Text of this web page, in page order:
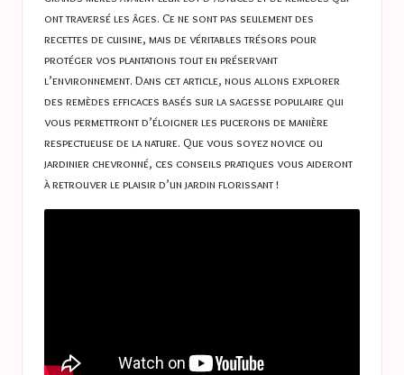
s
ont traversé les âges. Ce ne sont pas seulement des
recettes de cuisine, mais de véritables trésors pour
protéger vos plantations tout en préservant
l’environnement. Dans cet article, nous allons explorer
des remèdes efficaces basés sur la sagesse populaire qui
vous permettront d’éloigner les pucerons de manière
respectueuse de la nature. Que vous soyez novice ou
jardinier chevronné, ces conseils pratiques vous aideront
à retrouver le plaisir d’un jardin florissant !